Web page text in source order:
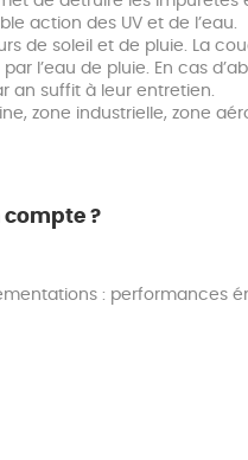
action des UV et de l’eau.
de soleil et de pluie. La
l’eau de pluie. En cas
an suffit à leur entretien.
zone industrielle, zone
compte ?
: performances